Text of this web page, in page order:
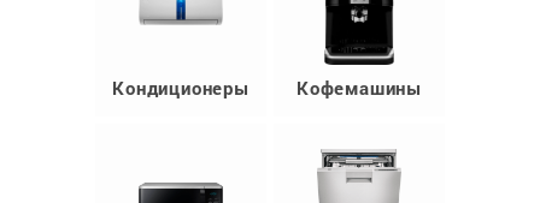
Кондиционеры Кофемашины